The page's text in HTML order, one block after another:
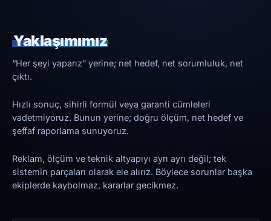
Yaklaşımımız
“Her şeyi yaparız” yerine; net hedef, net sorumluluk, net
çıktı.
Hızlı sonuç, sihirli formül veya garanti cümleleri
vadetmiyoruz. Bunun yerine; doğru ölçüm, net hedef ve
şeffaf raporlama sunuyoruz.
Reklam, ölçüm ve teknik altyapıyı ayrı ayrı değil; tek
sistemin parçaları olarak ele alırız. Böylece sorunlar başka
ekiplerde kaybolmaz, kararlar gecikmez.